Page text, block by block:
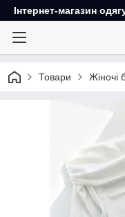
Інтернет-магазин
Товари Жіночі